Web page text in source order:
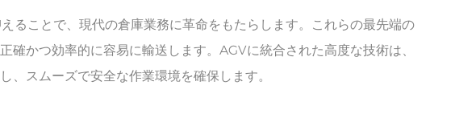
Deutsch
français
ることで、現代の倉庫業務に革命をもたらします。これらの最先端の
かつ効率的に容易に輸送します。AGVに統合された高度な技術は、
スムーズで安全な作業環境を確保します。